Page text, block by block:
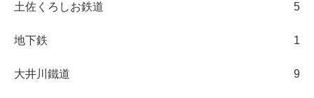
土佐くろしお鉄道 5
地下鉄 1
大井川鐵道 9